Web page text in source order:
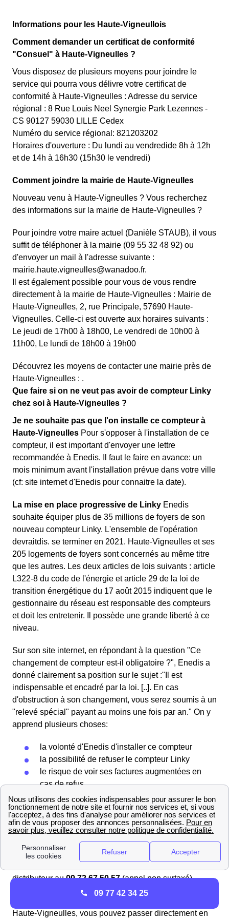
Informations pour les Haute-Vigneullois
Comment demander un certificat de conformité
"Consuel" à Haute-Vigneulles ?
Vous disposez de plusieurs moyens pour joindre le
service qui pourra vous délivre votre certificat de
conformité à Haute-Vigneulles : Adresse du service
régional : 8 Rue Louis Neel Synergie Park Lezennes -
CS 90127 59030 LILLE Cedex
Numéro du service régional: 821203202
Horaires d'ouverture : Du lundi au vendredide 8h à 12h
et de 14h à 16h30 (15h30 le vendredi)
Comment joindre la mairie de Haute-Vigneulles
Nouveau venu à Haute-Vigneulles ? Vous recherchez
des informations sur la mairie de Haute-Vigneulles ?
Pour joindre votre maire actuel (Danièle STAUB), il vous
suffit de téléphoner à la mairie (09 55 32 48 92) ou
d'envoyer un mail à l'adresse suivante :
mairie.haute.vigneulles@wanadoo.fr.
Il est également possible pour vous de vous rendre
directement à la mairie de Haute-Vigneulles : Mairie de
Haute-Vigneulles, 2, rue Principale, 57690 Haute-
Vigneulles. Celle-ci est ouverte aux horaires suivants :
Le jeudi de 17h00 à 18h00, Le vendredi de 10h00 à
11h00, Le lundi de 18h00 à 19h00
Découvrez les moyens de contacter une mairie près de
Haute-Vigneulles : .
Que faire si on ne veut pas avoir de compteur Linky
chez soi à Haute-Vigneulles ?
Je ne souhaite pas que l'on installe ce compteur à
Haute-Vigneulles Pour s'opposer à l'installation de ce
compteur, il est important d'envoyer une lettre
recommandée à Enedis. Il faut le faire en avance: un
mois minimum avant l'installation prévue dans votre ville
(cf: site internet d'Enedis pour connaitre la date).
La mise en place progressive de Linky Enedis
souhaite équiper plus de 35 millions de foyers de son
nouveau compteur Linky. L'ensemble de l'opération
devraitdis. se terminer en 2021. Haute-Vigneulles et ses
205 logements de foyers sont concernés au même titre
que les autres. Les deux articles de lois suivants : article
L322-8 du code de l'énergie et article 29 de la loi de
transition énergétique du 17 août 2015 indiquent que le
gestionnaire du réseau est responsable des compteurs
et doit les entretenir. Il possède une grande liberté à ce
niveau.
Sur son site internet, en répondant à la question "Ce
changement de compteur est-il obligatoire ?", Enedis a
donné clairement sa position sur le sujet :"Il est
indispensable et encadré par la loi. [..]. En cas
d'obstruction à son changement, vous serez soumis à un
"relevé spécial" payant au moins une fois par an." On y
apprend plusieurs choses:
la volonté d'Enedis d'installer ce compteur
la possibilité de refuser le compteur Linky
le risque de voir ses factures augmentées en
cas de refus
S'informer sur Enedis (ex ERDF) à Haute-Vigneulles
Les numéros d'ERDF à Haute-Vigneulles selon vos
besoins
Vous avez besoin de joindre ErDF à Haute-Vigneulles ?
distributeur au09 72 67 50 57(appel non surtaxé).
Haute-Vigneulles, vous pouvez passer directement en
09 77 42 34 25